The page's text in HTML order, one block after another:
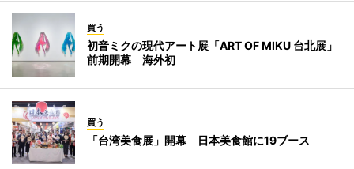
買う
初音ミクの現代アート展「ART OF MIKU 台北展」
前期開幕 海外初
買う
「台湾美食展」開幕 日本美食館に19ブース